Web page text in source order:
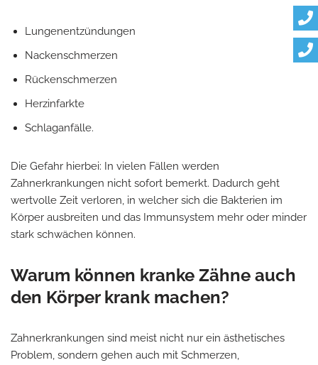
Lungenentzündungen
Nackenschmerzen
Rückenschmerzen
Herzinfarkte
Schlaganfälle.
Die Gefahr hierbei: In vielen Fällen werden
Zahnerkrankungen nicht sofort bemerkt. Dadurch geht
wertvolle Zeit verloren, in welcher sich die Bakterien im
Körper ausbreiten und das Immunsystem mehr oder minder
stark schwächen können.
Warum können kranke Zähne auch
den Körper krank machen?
Zahnerkrankungen sind meist nicht nur ein ästhetisches
Problem, sondern gehen auch mit Schmerzen,